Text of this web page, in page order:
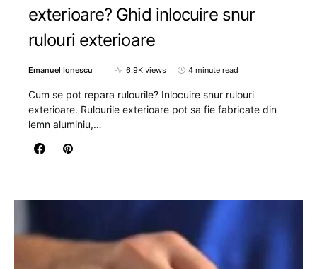
exterioare? Ghid inlocuire snur
rulouri exterioare
Emanuel Ionescu 6.9K views 4 minute read
Cum se pot repara rulourile? Inlocuire snur rulouri
exterioare. Rulourile exterioare pot sa fie fabricate din
lemn aluminiu,…